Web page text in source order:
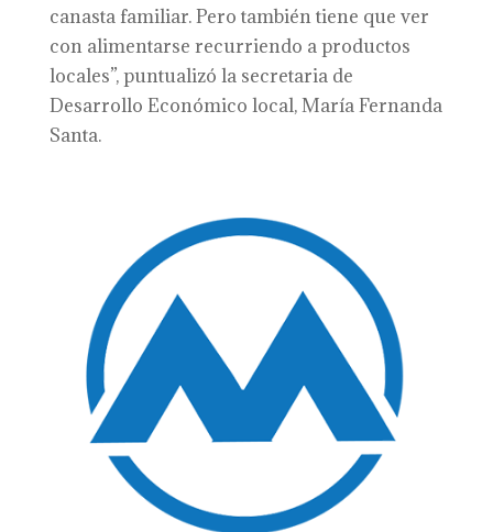
canasta familiar. Pero también tiene que ver
con alimentarse recurriendo a productos
locales”, puntualizó la secretaria de
Desarrollo Económico local, María Fernanda
Santa.